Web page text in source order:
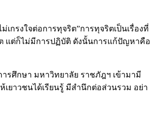
กรงใจต่อการทุจริต”การทุจริตเป็นเรื่องที่
แต่ก็ไม่มีการปฏิบัติ ดังนั้นการแก้ปัญหาคือ
รศึกษา มหาวิทยาลัย ราชภัฎฯ เข้ามามี
ยาวชนได้เรียนรู้ มีสำนึกต่อส่วนรวม อย่า